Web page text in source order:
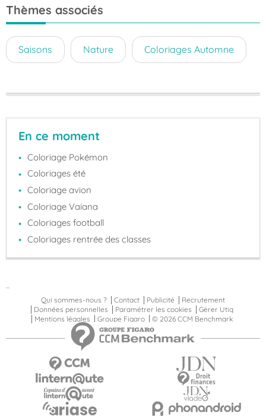
Thèmes associés
Saisons Nature Coloriages Automne
En ce moment
Coloriage Pokémon
Coloriages été
Coloriage avion
Coloriage Vaiana
Coloriages football
Coloriages rentrée des classes
Qui sommes-nous ?
Contact Publicité
Recrutement
Données personnelles
Paramétrer les cookies
Gérer Utiq
Mentions légales
Groupe Figaro © 2026 CCM Benchmark